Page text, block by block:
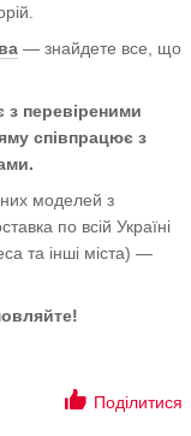
— знайдете все, що
з перевіреними
співпрацює з
моделей з
по всій Україні
та інші міста) —
Поділитися